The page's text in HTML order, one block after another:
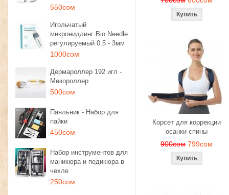
550сом
Игольчатый
микронидлинг Bio Needle
регулируемый 0.5 - 3мм
1000сом
Дермароллер 192 игл -
Мезороллер
500сом
Паяльник - Набор для
пайки
450сом
Набор инструментов для
маникюра и педикюра в
чехле
250сом
Корсет для коррекции
осанки спины
900сом 799сом